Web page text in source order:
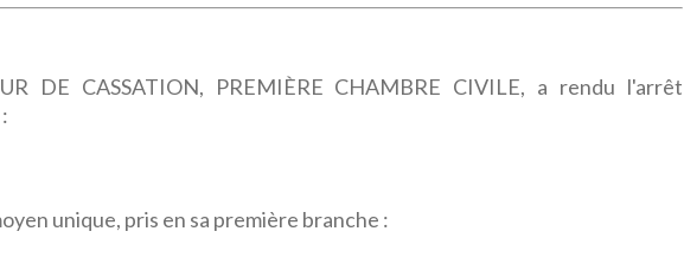
DE CASSATION, PREMIÈRE CHAMBRE CIVILE, a rendu l'arrêt
unique, pris en sa première branche :